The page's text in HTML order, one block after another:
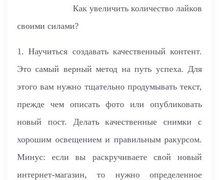
Как увеличить количество лайков
своими силами?
1. Научиться создавать качественный контент.
Это самый верный метод на путь успеха. Для
этого вам нужно тщательно продумывать текст,
прежде чем описать фото или опубликовать
новый пост. Делать качественные снимки с
хорошим освещением и правильным ракурсом.
Минус: если вы раскручиваете свой новый
интернет-магазин, то нужно определенное